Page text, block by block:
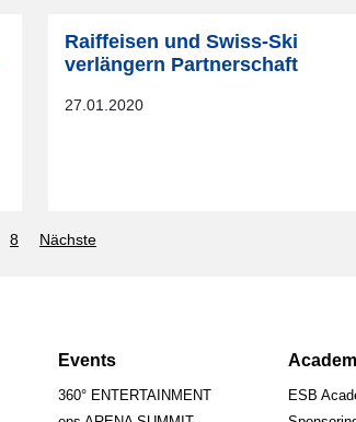
Raiffeisen und Swiss-Ski
verlängern Partnerschaft
27.01.2020
8 Nächste
Events
360° ENTERTAINMENT
ESB